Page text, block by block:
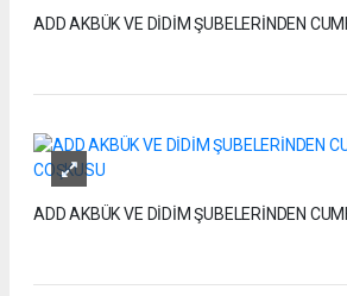
ADD AKBÜK VE DİDİM ŞUBELERİNDEN
ADD AKBÜK VE DİDİM ŞUBELERİNDEN